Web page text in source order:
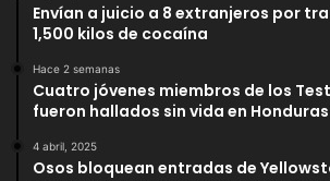
Envían a juicio a 8 extranjeros por
1,500 kilos de cocaína
Hace 2 semanas
Cuatro jóvenes miembros de los
fueron hallados sin vida en Honduras
4 abril, 2025
Osos bloquean entradas de